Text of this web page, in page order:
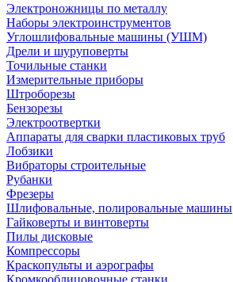
Электроножницы по металлу
Наборы электроинструментов
Углошлифовальные машины (УШМ)
Дрели и шуруповерты
Точильные станки
Измерительные приборы
Штроборезы
Бензорезы
Электроотвертки
Аппараты для сварки пластиковых труб
Лобзики
Вибраторы строительные
Рубанки
Фрезеры
Шлифовальные, полировальные машины
Гайковерты и винтоверты
Пилы дисковые
Компрессоры
Краскопульты и аэрографы
Кромкооблицовочные станки